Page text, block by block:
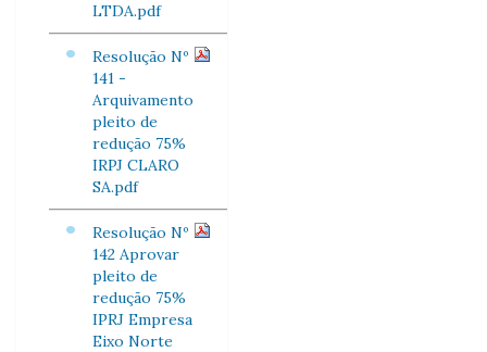
LTDA.pdf
Resolução Nº
141 -
Arquivamento
pleito de
redução 75%
IRPJ CLARO
SA.pdf
Resolução Nº
142 Aprovar
pleito de
redução 75%
IPRJ Empresa
Eixo Norte